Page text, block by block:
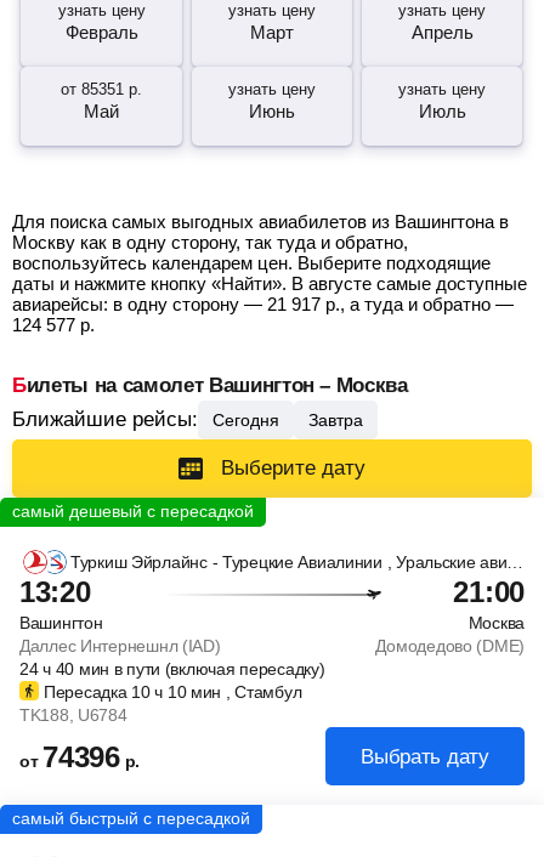
узнать цену
Февраль
узнать цену
Март
узнать цену
Апрель
от85351 р.
Май
узнать цену
Июнь
узнать цену
Июль
Для поиска самых выгодных авиабилетов из Вашингтона в
Москву как в одну сторону, так туда и обратно,
воспользуйтесь календарем цен. Выберите подходящие
даты и нажмите кнопку «Найти». В августе самые доступные
авиарейсы: в одну сторону — 21 917 р., а туда и обратно —
124 577 р.
Билеты на самолет Вашингтон – Москва
Ближайшие рейсы:
Сегодня Завтра
Выберите дату
Туркиш Эйрлайнс - Турецкие Авиалинии , Уральские авиалинии
13:20 21:00
Вашингтон
Москва
Даллес Интернешнл (IAD)
Домодедово (DME)
24ч40 мин в пути (включая пересадку)
Пересадка 10ч 10 мин , Стамбул
TK188 , U6784
от 74396 р. Выбрать дату